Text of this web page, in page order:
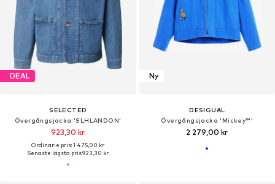
DEAL
SELECTED
Övergångsjacka 'SLHLANDON'
923,30 kr
Ordinarie pris: 1 475,00 kr
Senaste lägsta pris:923,30 kr
Ny
DESIGUAL
Övergångsjacka 'Mickey™'
2 279,00 kr